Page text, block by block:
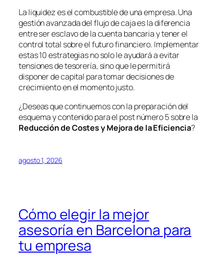
La liquidez es el combustible de una empresa. Una
gestión avanzada del flujo de caja es la diferencia
entre ser esclavo de la cuenta bancaria y tener el
control total sobre el futuro financiero. Implementar
estas 10 estrategias no solo le ayudará a evitar
tensiones de tesorería, sino que le permitirá
disponer de capital para tomar decisiones de
crecimiento en el momento justo.
¿Deseas que continuemos con la preparación del
esquema y contenido para el post número 5 sobre la
Reducción de Costes y Mejora de la Eficiencia?
agosto 1, 2026
Cómo elegir la mejor
asesoría en Barcelona para
tu empresa